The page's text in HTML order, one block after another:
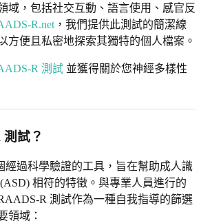
域，包括社交互動、語言使用、感官反
R.net ，我們提供此測試的簡潔線
方便且私密地探索其獨特的個人檔案。
R 測試 並獲得關於您神經多樣性
試？
經過科學驗證的工具，旨在幫助成人識
相符的特徵。與專業人員進行的
R 測試作為一種自我指導的篩選
領域：